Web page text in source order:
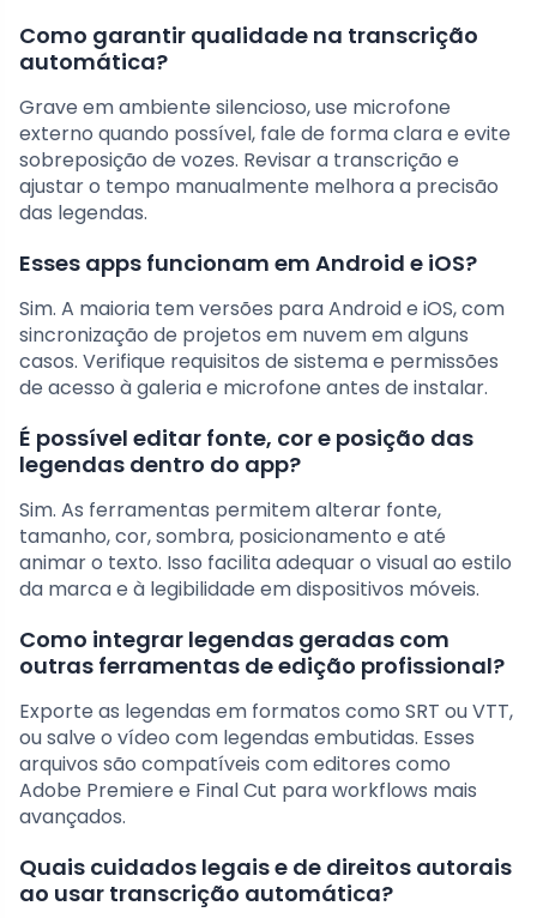
Como garantir qualidade na transcrição
automática?
Grave em ambiente silencioso, use microfone
externo quando possível, fale de forma clara e evite
sobreposição de vozes. Revisar a transcrição e
ajustar o tempo manualmente melhora a precisão
das legendas.
Esses apps funcionam em Android e iOS?
Sim. A maioria tem versões para Android e iOS, com
sincronização de projetos em nuvem em alguns
casos. Verifique requisitos de sistema e permissões
de acesso à galeria e microfone antes de instalar.
É possível editar fonte, cor e posição das
legendas dentro do app?
Sim. As ferramentas permitem alterar fonte,
tamanho, cor, sombra, posicionamento e até
animar o texto. Isso facilita adequar o visual ao estilo
da marca e à legibilidade em dispositivos móveis.
Como integrar legendas geradas com
outras ferramentas de edição profissional?
Exporte as legendas em formatos como SRT ou VTT,
ou salve o vídeo com legendas embutidas. Esses
arquivos são compatíveis com editores como
Adobe Premiere e Final Cut para workflows mais
avançados.
Quais cuidados legais e de direitos autorais
ao usar transcrição automática?